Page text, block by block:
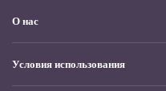
О нас
Условия использования